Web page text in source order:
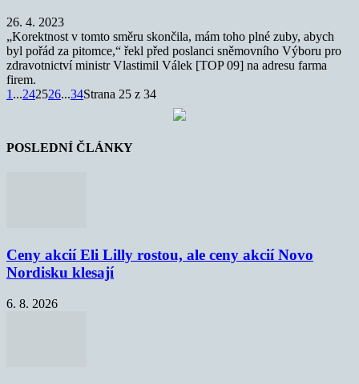
26. 4. 2023
„Korektnost v tomto směru skončila, mám toho plné zuby, abych
byl pořád za pitomce,“ řekl před poslanci sněmovního Výboru pro
zdravotnictví ministr Vlastimil Válek [TOP 09] na adresu farma
firem.
1 ...242526...34Strana 25 z 34
POSLEDNÍ ČLÁNKY
Ceny akcií Eli Lilly rostou, ale ceny akcií Novo
Nordisku klesají
6. 8. 2026